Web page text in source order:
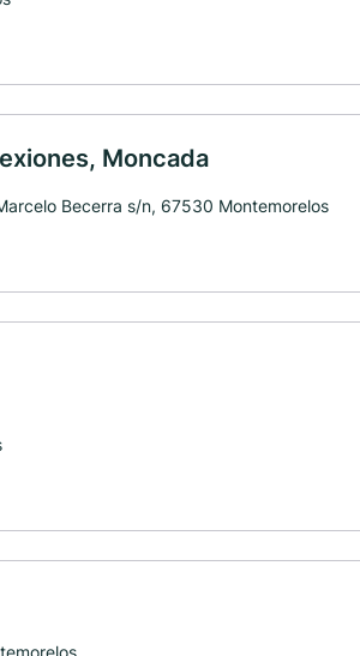
Moncada
Becerra s/n, 67530 Montemorelos